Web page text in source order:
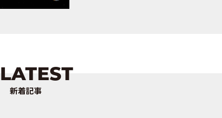
LATEST
新着記事